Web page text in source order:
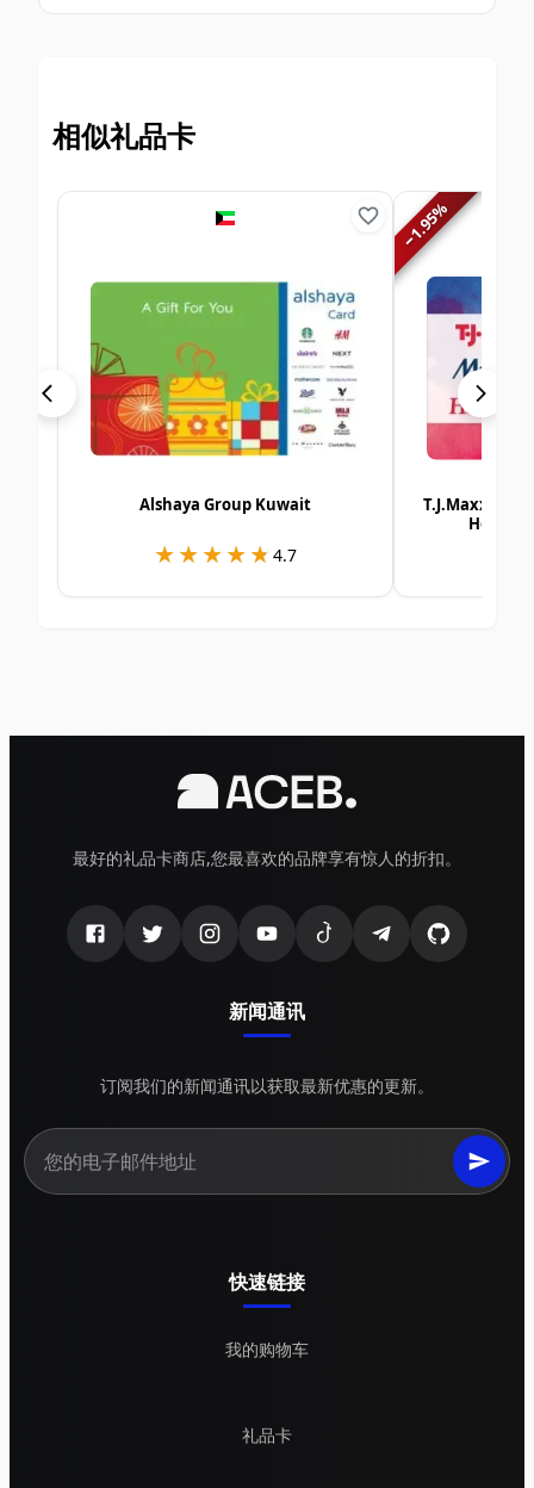
相似礼品卡
Alshaya Group Kuwait
★★★★★
★★★★★ 4.7
−
1.95
%
T.J.Maxx |
最好的礼品卡商店,您最喜欢的品牌享有惊人的折扣。
新闻通讯
订阅我们的新闻通讯以获取最新优惠的更新。
快速链接
我的购物车
礼品卡